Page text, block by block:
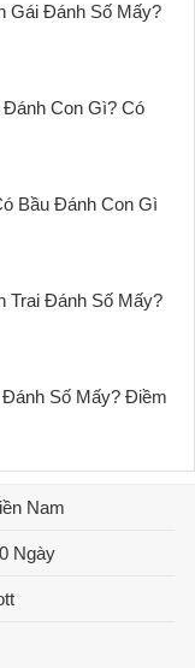
Gái Đánh Số Mấy?
Con Gì? Có
Bầu Đánh Con Gì
Trai Đánh Số Mấy?
Số Mấy? Điềm
Nam
Ngày